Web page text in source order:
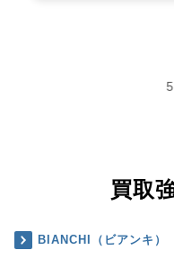
買取
BIANCHI（ビアンキ）